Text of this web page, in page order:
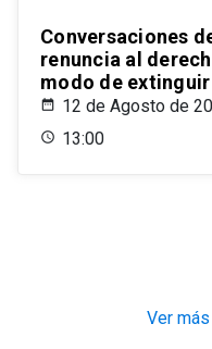
Conversaciones
renuncia al
modo de extinguir
un estatuto para
chileno
12 de Agosto de
13:00
Ver